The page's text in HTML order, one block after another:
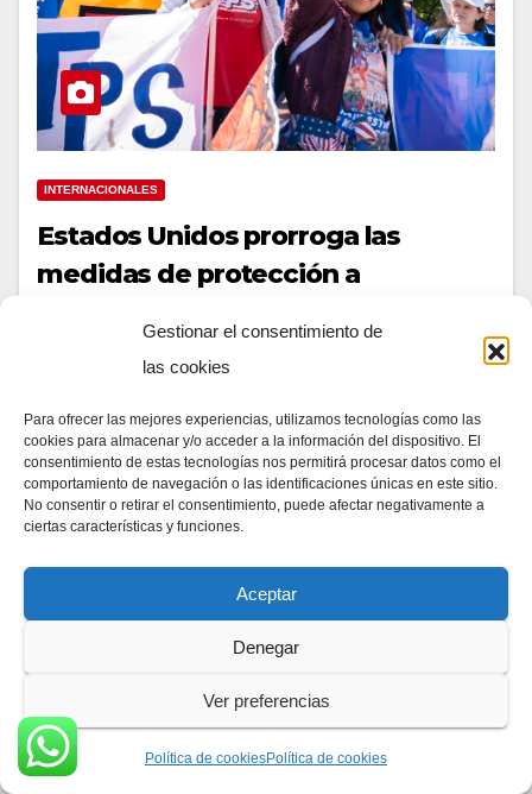
Gestionar el consentimiento de
las cookies
Para ofrecer las mejores experiencias, utilizamos tecnologías como las
cookies para almacenar y/o acceder a la información del dispositivo. El
consentimiento de estas tecnologías nos permitirá procesar datos como el
comportamiento de navegación o las identificaciones únicas en este sitio.
No consentir o retirar el consentimiento, puede afectar negativamente a
ciertas características y funciones.
Aceptar
Denegar
Ver preferencias
Política de cookiesPolítica de cookies
INTERNACIONALES
Estados Unidos prorroga las
medidas de protección a
21/09/2023 DIA A DIA NEWS
Unidos anunció una nueva prórroga, de 18 meses, del
Estatus de Protección Temporal (TPS, por sus siglas
en inglés) del que gozan los…